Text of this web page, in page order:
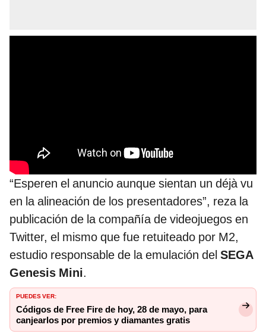
“Esperen el anuncio aunque sientan un déjà vu
en la alineación de los presentadores”, reza la
publicación de la compañía de videojuegos en
Twitter, el mismo que fue retuiteado por M2,
estudio responsable de la emulación del SEGA
Genesis Mini.
PUEDES VER:
Códigos de Free Fire de hoy, 28 de mayo, para
canjearlos por premios y diamantes gratis